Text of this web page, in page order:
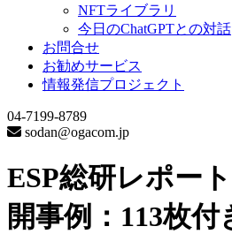
NFTライブラリ
今日のChatGPTとの対話
お問合せ
お勧めサービス
情報発信プロジェクト
04-7199-8789
sodan@ogacom.jp
ESP総研レポー
開事例：113枚付